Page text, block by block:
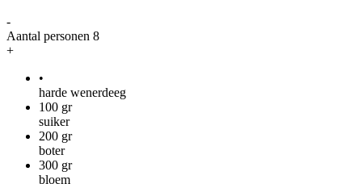
-
Aantal personen 8
+
•
harde wenerdeeg
100 gr
suiker
200 gr
boter
300 gr
bloem